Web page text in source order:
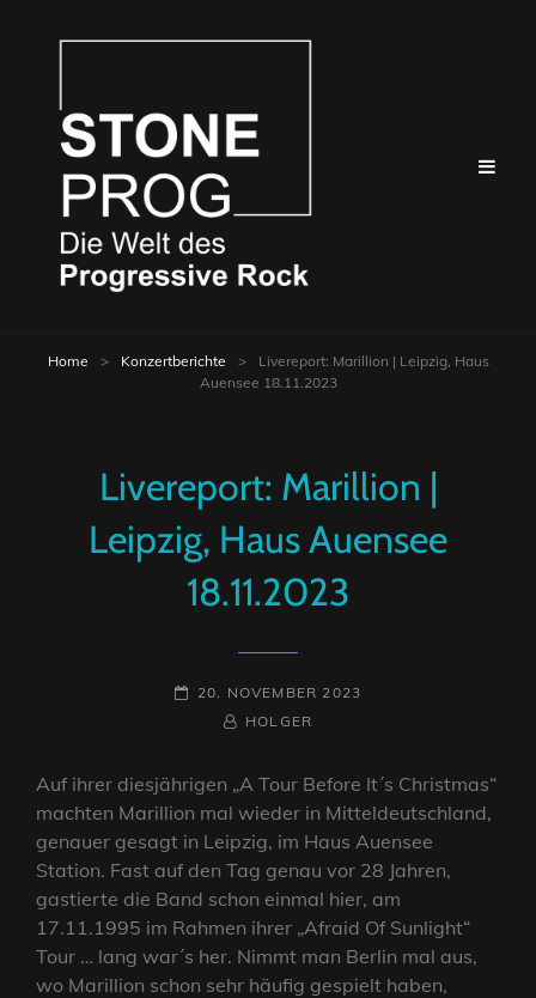
Home > Konzertberichte >
Livereport: Marillion | Leipzig, Haus
Auensee 18.11.2023
Livereport: Marillion |
Leipzig, Haus Auensee
18.11.2023
POSTED-
20. NOVEMBER 2023
BY
BYLINEHOLGER
Auf ihrer diesjährigen „A Tour Before It´s Christmas“
machten Marillion mal wieder in Mitteldeutschland,
genauer gesagt in Leipzig, im Haus Auensee
Station. Fast auf den Tag genau vor 28 Jahren,
gastierte die Band schon einmal hier, am
17.11.1995 im Rahmen ihrer „Afraid Of Sunlight“
Tour … lang war´s her. Nimmt man Berlin mal aus,
wo Marillion schon sehr häufig gespielt haben,